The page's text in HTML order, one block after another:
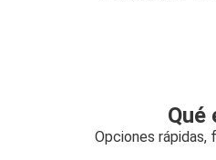
Qué
Opciones rápidas,